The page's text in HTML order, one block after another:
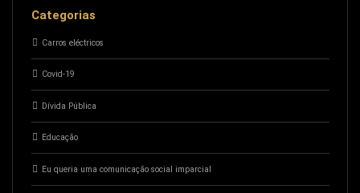
Categorias
Carros eléctricos
Covid-19
Dívida Pública
Educação
Eu queria uma comunicação social imparcial